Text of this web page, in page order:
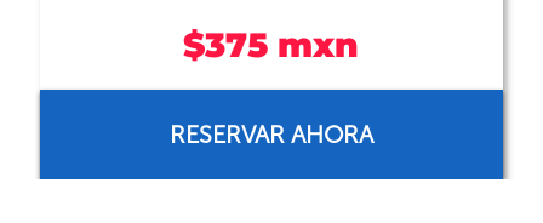
$1,369 mxn
RESERVAR AHORA